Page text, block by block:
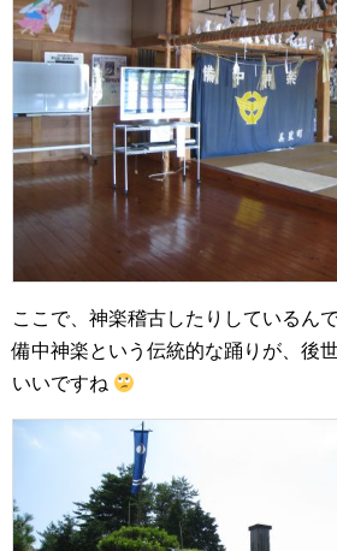
ここで、神楽稽古したりしているん
備中神楽という伝統的な踊りが、後
いいですね